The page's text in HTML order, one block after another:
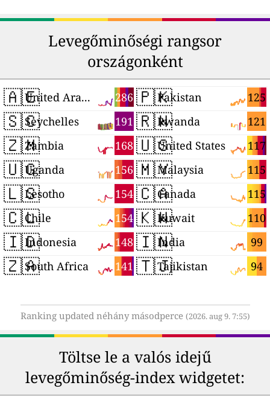
Levegőminőségi rangsor
országonként
🇦🇪 286
United Arab Emirates
🇸🇨 191
Seychelles
🇿🇲 168
Zambia
🇺🇬 156
Uganda
🇱🇸 154
Lesotho
🇨🇱 154
Chile
🇮🇩 148
Indonesia
🇿🇦 141
South Africa
🇵🇰 125
Pakistan
🇷🇼 121
Rwanda
🇺🇸 117
United States
🇲🇾 115
Malaysia
🇨🇦 115
Canada
🇰🇼 110
Kuwait
🇮🇳 99
India
🇹🇯 94
Tajikistan
Ranking updated néhány másodperce (2026. aug 9. 7:55)
Töltse le a valós idejű
levegőminőség-index widgetet: